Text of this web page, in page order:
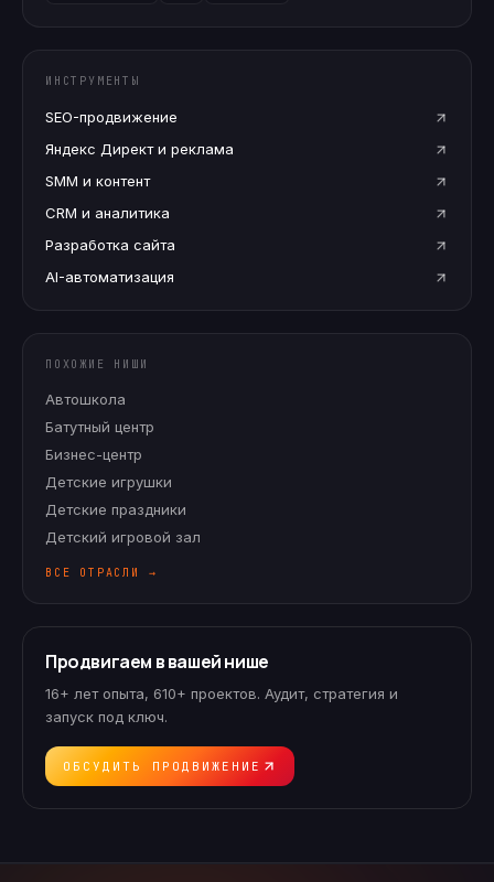
ИНСТРУМЕНТЫ
SEO-продвижение
Яндекс Директ и реклама
SMM и контент
CRM и аналитика
Разработка сайта
AI-автоматизация
ПОХОЖИЕ НИШИ
Автошкола
Батутный центр
Бизнес-центр
Детские игрушки
Детские праздники
Детский игровой зал
ВСЕ ОТРАСЛИ →
Продвигаем в вашей нише
16+ лет опыта, 610+ проектов. Аудит, стратегия и
запуск под ключ.
ОБСУДИТЬ ПРОДВИЖЕНИЕ